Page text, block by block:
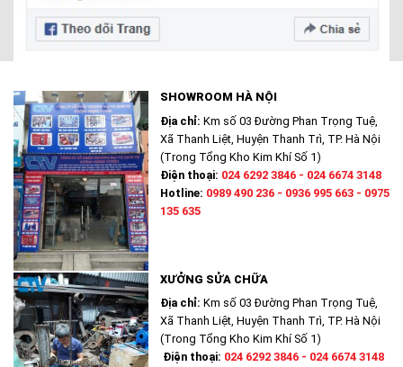
SHOWROOM HÀ NỘI
Địa chỉ: Km số 03 Đường Phan Trọng Tuệ,
Xã Thanh Liệt, Huyện Thanh Trì, TP. Hà Nội
(Trong Tổng Kho Kim Khí Số 1)
Điện thoại: 024 6292 3846 - 024 6674 3148
Hotline: 0989 490 236 - 0936 995 663 - 0975
135 635
XƯỞNG SỬA CHỮA
Địa chỉ: Km số 03 Đường Phan Trọng Tuệ,
Xã Thanh Liệt, Huyện Thanh Trì, TP. Hà Nội
(Trong Tổng Kho Kim Khí Số 1)
Điện thoại: 024 6292 3846 - 024 6674 3148